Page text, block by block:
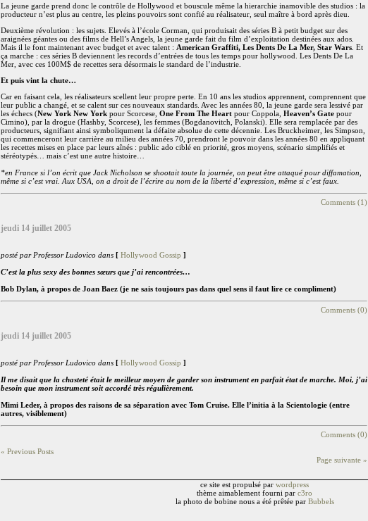
La jeune garde prend donc le contrôle de Hollywood et bouscule même la hierarchie inamovible des studios : la
producteur n’est plus au centre, les pleins pouvoirs sont confié au réalisateur, seul maître à bord après dieu.
Deuxième révolution : les sujets. Elevés à l’école Corman, qui produisait des séries B à petit budget sur des
araignées géantes ou des films de Hell’s Angels, la jeune garde fait du film d’exploitation destinées aux ados.
Mais il le font maintenant avec budget et avec talent : American Graffiti, Les Dents De La Mer, Star Wars . Et
ça marche : ces séries B deviennent les records d’entrées de tous les temps pour hollywood. Les Dents De La
Mer, avec ces 100M$ de recettes sera désormais le standard de l’industrie.
Et puis vint la chute…
Car en faisant cela, les réalisateurs scellent leur propre perte. En 10 ans les studios apprennent, comprennent que
leur public a changé, et se calent sur ces nouveaux standards. Avec les années 80, la jeune garde sera lessivé par
les échecs (New York New York pour Scorcese, One From The Heart pour Coppola, Heaven’s Gate pour
Cimino), par la drogue (Hashby, Scorcese), les femmes (Bogdanovitch, Polanski). Elle sera remplacée par des
producteurs, signifiant ainsi symboliqument la défaite absolue de cette décennie. Les Bruckheimer, les Simpson,
qui commenceront leur carrière au milieu des années 70, prendront le pouvoir dans les années 80 en appliquant
les recettes mises en place par leurs aînés : public ado ciblé en priorité, gros moyens, scénario simplifiés et
stéréotypés… mais c’est une autre histoire…
*en France si l’on écrit que Jack Nicholson se shootait toute la journée, on peut être attaqué pour diffamation,
même si c’est vrai. Aux USA, on a droit de l’écrire au nom de la liberté d’expression, même si c’est faux.
Comments (1)
jeudi 14 juillet 2005
posté par Professor Ludovico dans [ Hollywood Gossip ]
C’est la plus sexy des bonnes sœurs que j’ai rencontrées…
Bob Dylan, à propos de Joan Baez (je ne sais toujours pas dans quel sens il faut lire ce compliment)
Comments (0)
jeudi 14 juillet 2005
posté par Professor Ludovico dans [ Hollywood Gossip ]
Il me disait que la chasteté était le meilleur moyen de garder son instrument en parfait état de marche. Moi, j’ai
besoin que mon instrument soit accordé très régulièrement.
Mimi Leder, à propos des raisons de sa séparation avec Tom Cruise. Elle l’initia à la Scientologie (entre
autres, visiblement)
Comments (0)
« Previous Posts
Page suivante »
ce site est propulsé par wordpress
thème aimablement fourni par c3ro
la photo de bobine nous a été prêtée par Bubbels